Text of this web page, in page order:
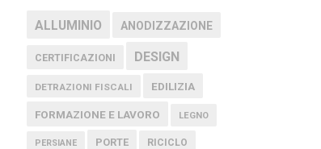
ALLUMINIO ANODIZZAZIONE
CERTIFICAZIONI DESIGN
DETRAZIONI FISCALI EDILIZIA
FORMAZIONE E LAVORO LEGNO
PERSIANE PORTE RICICLO